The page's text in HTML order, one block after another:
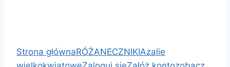
Strona głównaRÓŻANECZNIKIAzalie